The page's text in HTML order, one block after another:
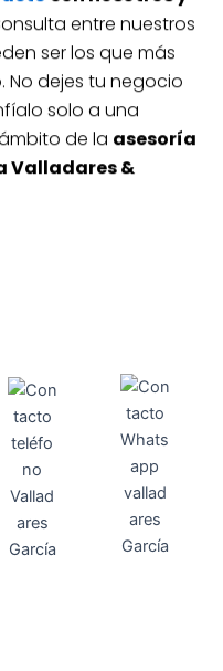
entre nuestros
ser los que más
dejes tu negocio
solo a una
de la asesoría
Valladares &